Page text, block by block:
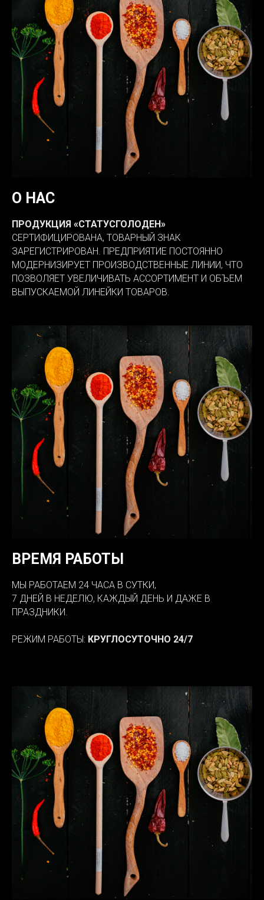
О НАС
ПРОДУКЦИЯ «СТАТУСГОЛОДЕН»
СЕРТИФИЦИРОВАНА, ТОВАРНЫЙ ЗНАК
ЗАРЕГИСТРИРОВАН. ПРЕДПРИЯТИЕ ПОСТОЯННО
МОДЕРНИЗИРУЕТ ПРОИЗВОДСТВЕННЫЕ ЛИНИИ, ЧТО
ПОЗВОЛЯЕТ УВЕЛИЧИВАТЬ АССОРТИМЕНТ И ОБЪЕМ
ВЫПУСКАЕМОЙ ЛИНЕЙКИ ТОВАРОВ.
ВРЕМЯ РАБОТЫ
МЫ РАБОТАЕМ 24 ЧАСА В СУТКИ,
7 ДНЕЙ В НЕДЕЛЮ, КАЖДЫЙ ДЕНЬ И ДАЖЕ В
ПРАЗДНИКИ.
РЕЖИМ РАБОТЫ: КРУГЛОСУТОЧНО 24/7